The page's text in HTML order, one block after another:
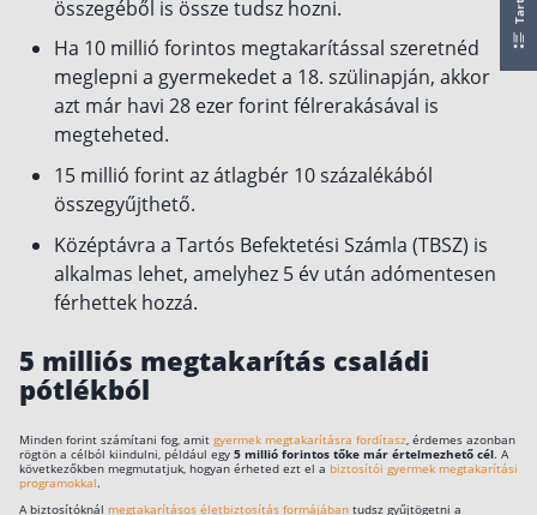
Csoportos életbiztosítás
Kockázati életbiztosítás 🛡
Megtakarítással kombinált életbiztosítás
Befektetési egységekhez kötött életbiztosítás
Egészségbiztosítás cégeknek
Betegbiztosítás
összegéből is össze tudsz hozni.
Ha 10 millió forintos megtakarítással szeretnéd
meglepni a gyermekedet a 18. szülinapján, akkor
azt már havi 28 ezer forint félrerakásával is
megteheted.
15 millió forint az átlagbér 10 százalékából
összegyűjthető.
Középtávra a Tartós Befektetési Számla (TBSZ) is
alkalmas lehet, amelyhez 5 év után adómentesen
férhettek hozzá.
5 milliós megtakarítás családi
pótlékból
Minden forint számítani fog, amit gyermek megtakarításra fordítasz , érdemes azonban
rögtön a célból kiindulni, például egy 5 millió forintos tőke már értelmezhető cél. A
következőkben megmutatjuk, hogyan érheted ezt el a biztosítói gyermek megtakarítási
programokkal.
A biztosítóknál megtakarításos életbiztosítás formájában tudsz gyűjtögetni a